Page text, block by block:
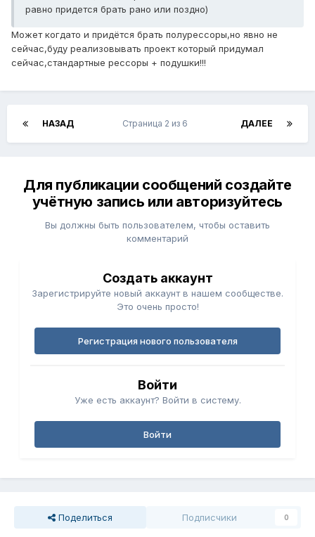
равно придется брать рано или поздно)
Может когдато и придётся брать полурессоры,но явно не
сейчас,буду реализовывать проект который придумал
сейчас,стандартные рессоры + подушки!!!
НАЗАД ДАЛЕЕ
Страница 2 из 6
Для публикации сообщений создайте
учётную запись или авторизуйтесь
Вы должны быть пользователем, чтобы оставить
комментарий
Создать аккаунт
Зарегистрируйте новый аккаунт в нашем сообществе.
Это очень просто!
Регистрация нового пользователя
Войти
Уже есть аккаунт? Войти в систему.
Войти
Поделиться Подписчики 0